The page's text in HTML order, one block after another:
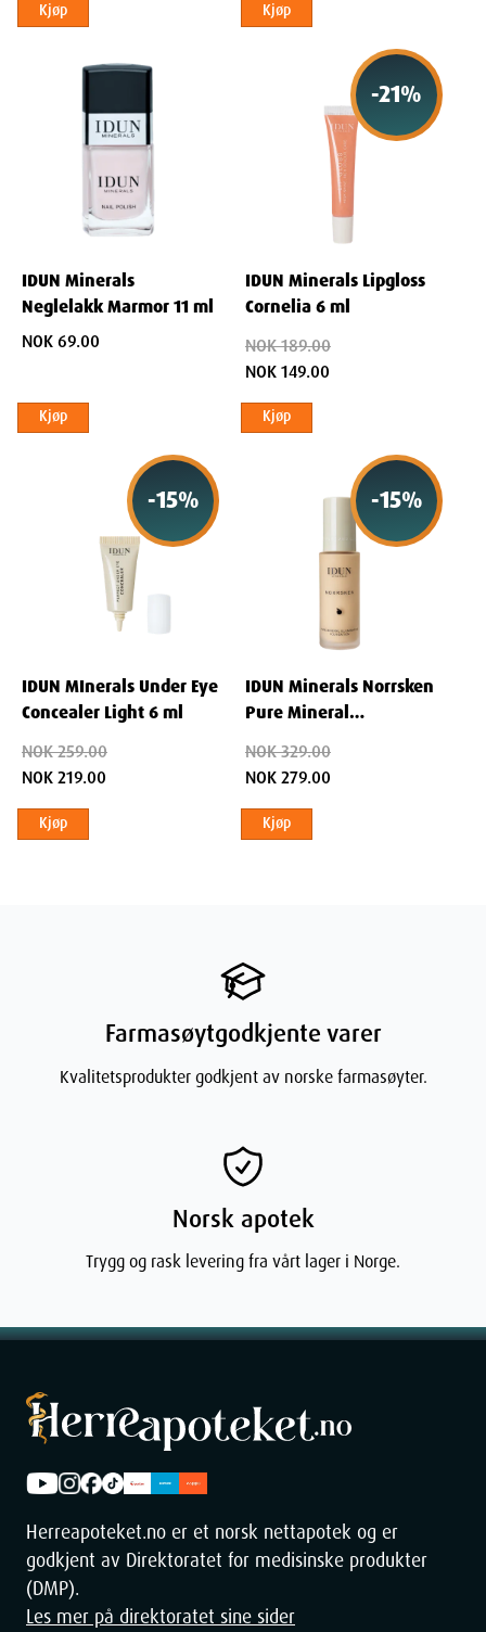
Kjøp Kjøp
IDUN Minerals
Neglelakk Marmor 11 ml
NOK 69.00
Kjøp
-21%
IDUN Minerals Lipgloss
Cornelia 6 ml
NOK 189.00
NOK 149.00
Kjøp
-15%
IDUN MInerals Under Eye
Concealer Light 6 ml
NOK 259.00
NOK 219.00
Kjøp
-15%
IDUN Minerals Norrsken
Pure Mineral
Freja 30 ml
NOK 329.00
NOK 279.00
Kjøp
Farmasøytgodkjente varer
Kvalitetsprodukter godkjent av norske farmasøyter.
Norsk apotek
Trygg og rask levering fra vårt lager i Norge.
Herreapoteket.no er et norsk nettapotek og er
godkjent av Direktoratet for medisinske produkter
(DMP).
Les mer på direktoratet sine sider